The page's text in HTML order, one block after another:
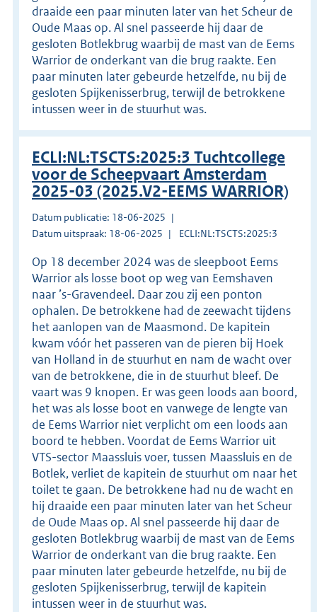
draaide een paar minuten later van het Scheur de
Oude Maas op. Al snel passeerde hij daar de
gesloten Botlekbrug waarbij de mast van de Eems
Warrior de onderkant van die brug raakte. Een
paar minuten later gebeurde hetzelfde, nu bij de
gesloten Spijkenisserbrug, terwijl de betrokkene
intussen weer in de stuurhut was.
ECLI:NL:TSCTS:2025:3 Tuchtcollege
voor de Scheepvaart Amsterdam
2025-03 (2025.V2-EEMS WARRIOR)
Datum publicatie: 18-06-2025
Datum uitspraak: 18-06-2025
ECLI:NL:TSCTS:2025:3
Op 18 december 2024 was de sleepboot Eems
Warrior als losse boot op weg van Eemshaven
naar ’s-Gravendeel. Daar zou zij een ponton
ophalen. De betrokkene had de zeewacht tijdens
het aanlopen van de Maasmond. De kapitein
kwam vóór het passeren van de pieren bij Hoek
van Holland in de stuurhut en nam de wacht over
van de betrokkene, die in de stuurhut bleef. De
vaart was 9 knopen. Er was geen loods aan boord,
het was als losse boot en vanwege de lengte van
de Eems Warrior niet verplicht om een loods aan
boord te hebben. Voordat de Eems Warrior uit
VTS-sector Maassluis voer, tussen Maassluis en de
Botlek, verliet de kapitein de stuurhut om naar het
toilet te gaan. De betrokkene had nu de wacht en
hij draaide een paar minuten later van het Scheur
de Oude Maas op. Al snel passeerde hij daar de
gesloten Botlekbrug waarbij de mast van de Eems
Warrior de onderkant van die brug raakte. Een
paar minuten later gebeurde hetzelfde, nu bij de
gesloten Spijkenisserbrug, terwijl de kapitein
intussen weer in de stuurhut was.